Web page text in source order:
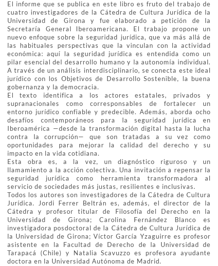
El informe que se publica en este libro es fruto del trabajo de
cuatro investigadores de la Cátedra de Cultura Jurídica de la
Universidad de Girona y fue elaborado a petición de la
Secretaría General Iberoamericana. El trabajo propone un
nuevo enfoque sobre la seguridad jurídica, que va más allá de
las habituales perspectivas que la vinculan con la actividad
económica: aquí la seguridad jurídica es entendida como un
pilar esencial del desarrollo humano y la autonomía individual.
A través de un análisis interdisciplinario, se conecta este ideal
jurídico con los Objetivos de Desarrollo Sostenible, la buena
gobernanza y la democracia.
El texto identifica a los actores estatales, privados y
supranacionales como corresponsables de fortalecer un
entorno jurídico confiable y predecible. Además, aborda ocho
desafíos contemporáneos para la seguridad jurídica en
Iberoamérica —desde la transformación digital hasta la lucha
contra la corrupción— que son tratadas a su vez como
oportunidades para mejorar la calidad del derecho y su
impacto en la vida cotidiana.
Esta obra es, a la vez, un diagnóstico riguroso y un
llamamiento a la acción colectiva. Una invitación a repensar la
seguridad jurídica como herramienta transformadora al
servicio de sociedades más justas, resilientes e inclusivas.
Todos los autores son investigadores de la Cátedra de Cultura
Jurídica. Jordi Ferrer Beltrán es, además, el director de la
Cátedra y profesor titular de Filosofía del Derecho en la
Universidad de Girona; Carolina Fernández Blanco es
investigadora posdoctoral de la Cátedra de Cultura Jurídica de
la Universidad de Girona; Víctor García Yzaguirre es profesor
asistente en la Facultad de Derecho de la Universidad de
Tarapacá (Chile) y Natalia Scavuzzo es profesora ayudante
doctora en la Universidad Autónoma de Madrid.